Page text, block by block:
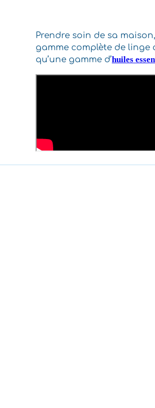
Prendre soin de sa
gamme complète de linge
qu’une gamme d’huiles